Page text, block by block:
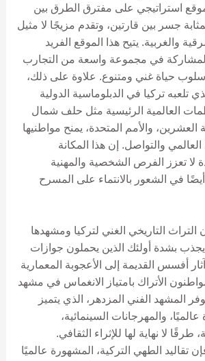
استراتيجي على مفترق الطرق بين
جسر بين قارتين، وتقدم مزيجًا لا مثيل
والغربية. يتيح هذا الموقع الفريد
المشاركة في مجموعة واسعة من التجارب
أسلوب حياة غني ومتنوع. علاوة على ذلك،
تلعبه تركيا في الدبلوماسية الدولية
العالمية الرئيسية مثل حلف شمال
والأمم المتحدة، يمنح مواطنيها
والتواصل. إن هذا المكانة
لا تعزز الفرص الشخصية والمهنية
في الشعور بالانتماء على المسرح
التاريخي الغني لتركيا ومشهدها
يجذب بشدة أولئك الذين يحملون جوازات
أفسس القديمة إلى الأعجوبة المعمارية
الأتراك بامتياز الانغماس في مشهد
المشهد الفني المزدهر، الذي يتميز
والمهرجانات السينمائية،
لا نهاية لها للإثراء الثقافي.
تقاليد الطهي التركية، المشهورة عالميًا